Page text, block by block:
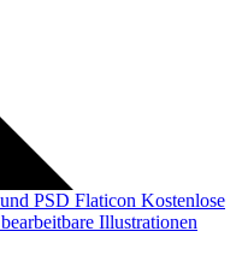
PSD Flaticon Kostenlose
Illustrationen